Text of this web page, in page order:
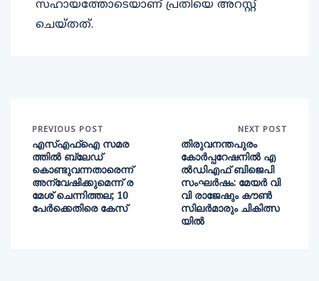
സഹായത്തോടെയാണ് പ്രതിയെ അറസ്റ്റ്
ചെയ്തത്.
PREVIOUS POST
എസ്എഫ്‌ഐ സമര
ത്തില്‍ ബ്ലേഡ്
കൊണ്ടുവന്നതാരെന്ന്
അന്വേഷിക്കുമെന്ന് ര
മേശ് ചെന്നിത്തല; 10
പേര്‍ക്കെതിരെ കേസ്
NEXT POST
തിരുവനന്തപുരം
കോര്‍പ്പറേഷനില്‍ എ
ല്‍ഡിഎഫ് ബിജെപി
സംഘര്‍ഷം: മേയര്‍ വി
വി രാജേഷും കൗൺ
സിലർമാരും ചികിത്സ
യിൽ